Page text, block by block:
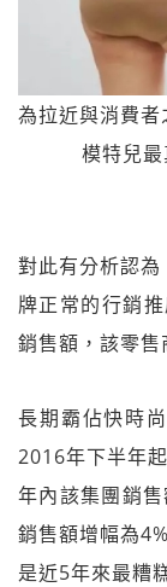
為拉近與消費者
模特兒
對此有分析認為
牌正常的行銷
銷售額，該零售
長期霸佔快時
2016年下半年
年內該集團銷
銷售額增幅為
是近5年來最糟